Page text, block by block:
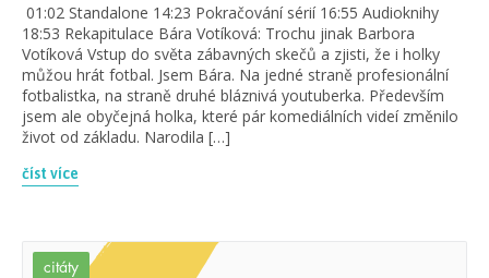
01:02 Standalone 14:23 Pokračování sérií 16:55 Audioknihy
18:53 Rekapitulace Bára Votíková: Trochu jinak Barbora
Votíková Vstup do světa zábavných skečů a zjisti, že i holky
můžou hrát fotbal. Jsem Bára. Na jedné straně profesionální
fotbalistka, na straně druhé bláznivá youtuberka. Především
jsem ale obyčejná holka, které pár komediálních videí změnilo
život od základu. Narodila […]
číst více
citáty